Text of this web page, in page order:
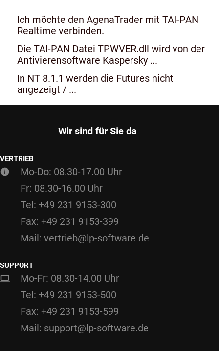
Ich möchte den AgenaTrader mit TAI-PAN
Realtime verbinden.
Die TAI-PAN Datei TPWVER.dll wird von der
Antivierensoftware Kaspersky ...
In NT 8.1.1 werden die Futures nicht
angezeigt / ...
Wir sind für Sie da
VERTRIEB
Mo-Do: 08.30-17.00 Uhr
Fr: 08.30-16.00 Uhr
Tel: +49 231 9153-300
Fax: +49 231 9153-399
Mail: vertrieb@lp-software.de
SUPPORT
Mo-Fr: 08.30-14.00 Uhr
Tel: +49 231 9153-500
Fax: +49 231 9153-599
Mail: support@lp-software.de